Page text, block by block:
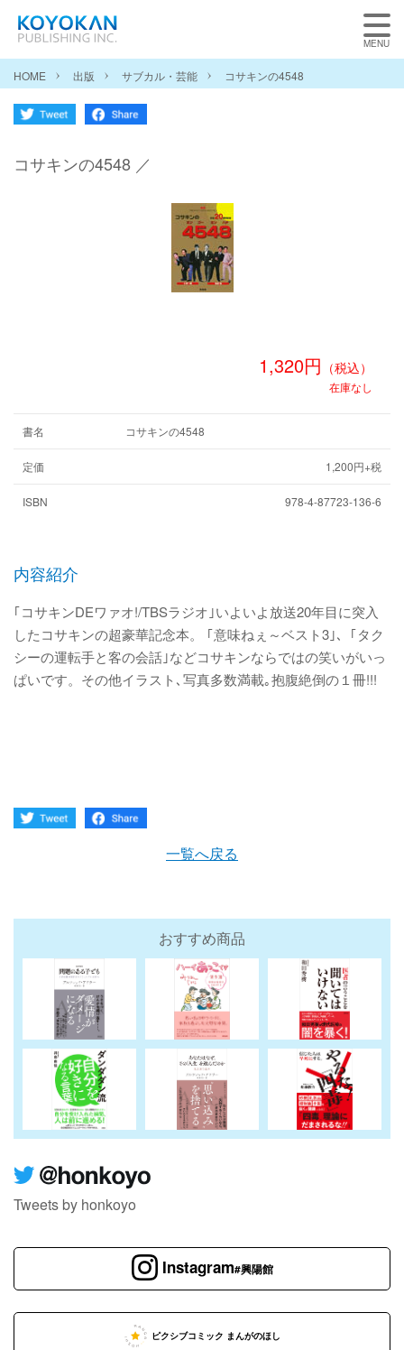
HOME 出版 サブカル・芸能 コサキンの4548
コサキンの4548 ／
1,320円 （税込）
在庫なし
書名 コサキンの4548
定価 1,200円+税
ISBN 978-4-87723-136-6
内容紹介
｢コサキンDEワァオ!/TBSラジオ｣いよいよ放送20年目に突入
したコサキンの超豪華記念本。 ｢意味ねぇ～ベスト3｣、｢タク
シーの運転手と客の会話｣などコサキンならではの笑いがいっ
ぱいです。その他イラスト､写真多数満載｡抱腹絶倒の１冊!!!
一覧へ戻る
おすすめ商品
Tweets by honkoyo
Instagram#興陽館
ピクシブコミック まんがのほし